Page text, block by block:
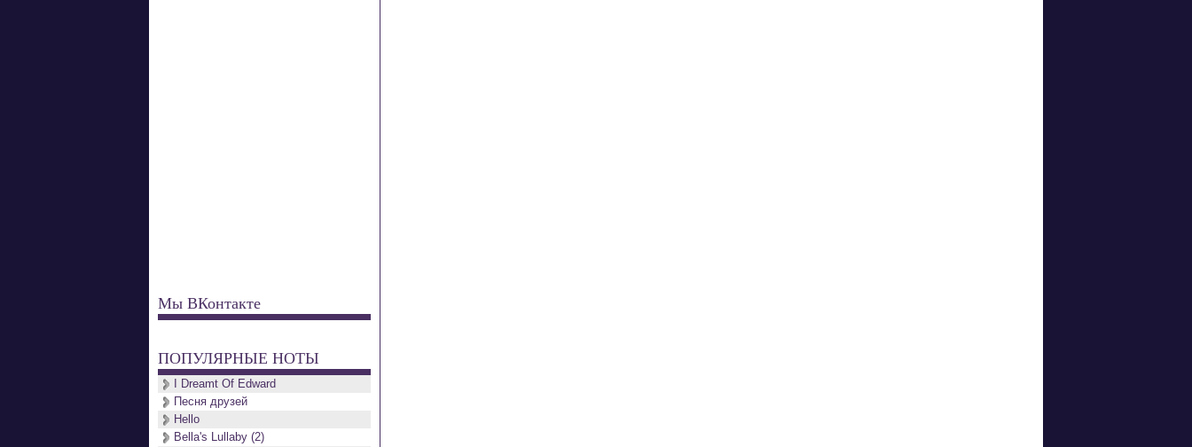
Мы ВКонтакте
ПОПУЛЯРНЫЕ НОТЫ
I Dreamt Of Edward
Песня друзей
Hello
Bella's Lullaby (2)